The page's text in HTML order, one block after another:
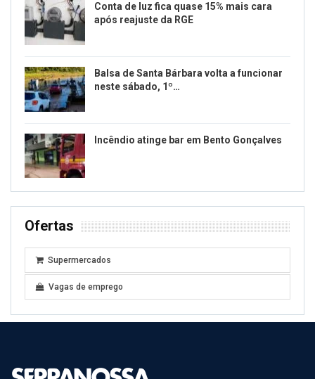
Conta de luz fica quase 15% mais cara
após reajuste da RGE
Balsa de Santa Bárbara volta a funcionar
neste sábado, 1º…
Incêndio atinge bar em Bento Gonçalves
Ofertas
Supermercados
Vagas de emprego